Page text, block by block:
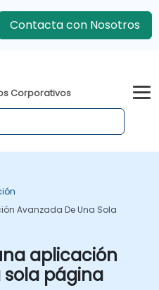
Contacta con Nosotros
Corporativos
Avanzada De Una Sola
aplicación
página